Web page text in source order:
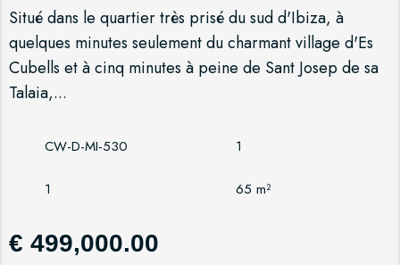
Situé dans le quartier très prisé du sud d'Ibiza, à
quelques minutes seulement du charmant village d'Es
Cubells et à cinq minutes à peine de Sant Josep de sa
Talaia,...
CW-D-MI-530 1
1 65 m²
€ 499,000.00